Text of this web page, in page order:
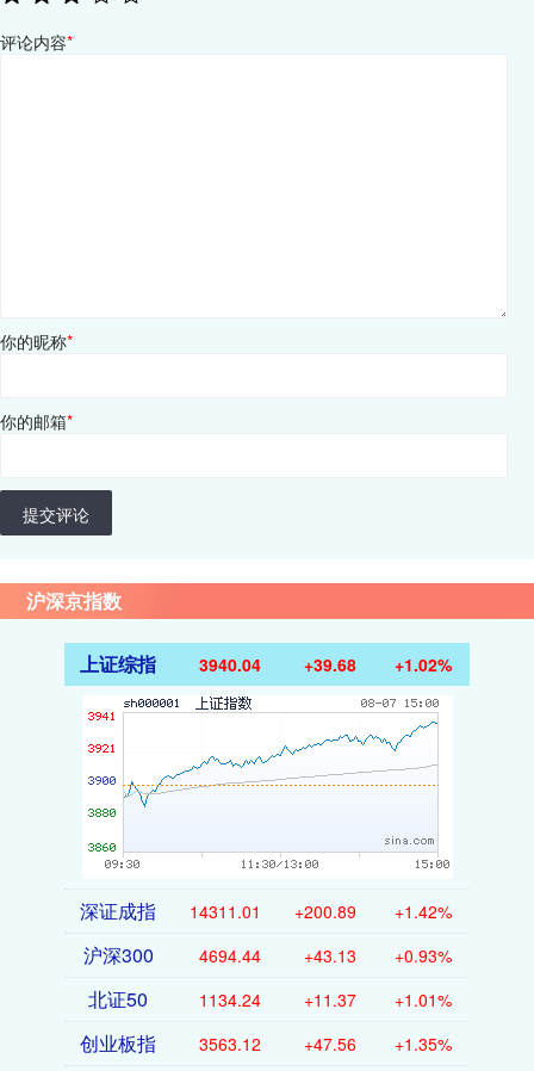
评论内容*
你的昵称*
你的邮箱*
提交评论
沪深京指数
上证综指 3940.04 +39.68 +1.02%
深证成指 14311.01 +200.89 +1.42%
沪深300 4694.44 +43.13 +0.93%
北证50 1134.24 +11.37 +1.01%
创业板指 3563.12 +47.56 +1.35%